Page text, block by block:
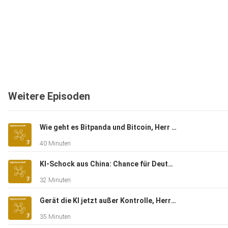
Weitere Episoden
Wie geht es Bitpanda und Bitcoin, Herr Enzersdorfer-Konrad?
40 Minuten
KI-Schock aus China: Chance für Deutschland?
32 Minuten
Gerät die KI jetzt außer Kontrolle, Herr Krüger?
35 Minuten